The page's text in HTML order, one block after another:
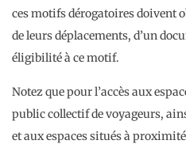
ces motifs dérogatoires doivent
de leurs déplacements, d’un
éligibilité à ce motif.
Notez que pour l’accès aux
public collectif de voyageurs,
et aux espaces situés à